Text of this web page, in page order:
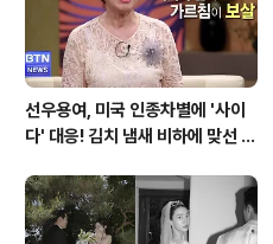
선우용여, 미국 인종차별에 '사이
다' 대응! 김치 냄새 비하에 맞선 통